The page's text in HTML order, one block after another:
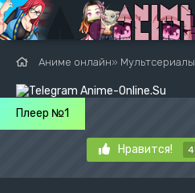
Аниме онлайн» Мультсериалы
Плеер №1
Нравится! 4